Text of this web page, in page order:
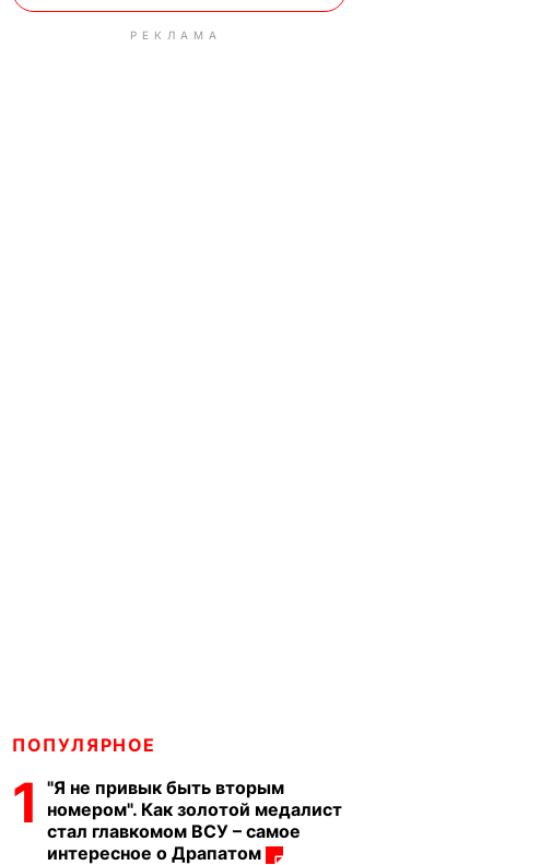
РЕКЛАМА
ПОПУЛЯРНОЕ
1
"Я не привык быть вторым
номером". Как золотой медалист
стал главкомом ВСУ – самое
интересное о Драпатом